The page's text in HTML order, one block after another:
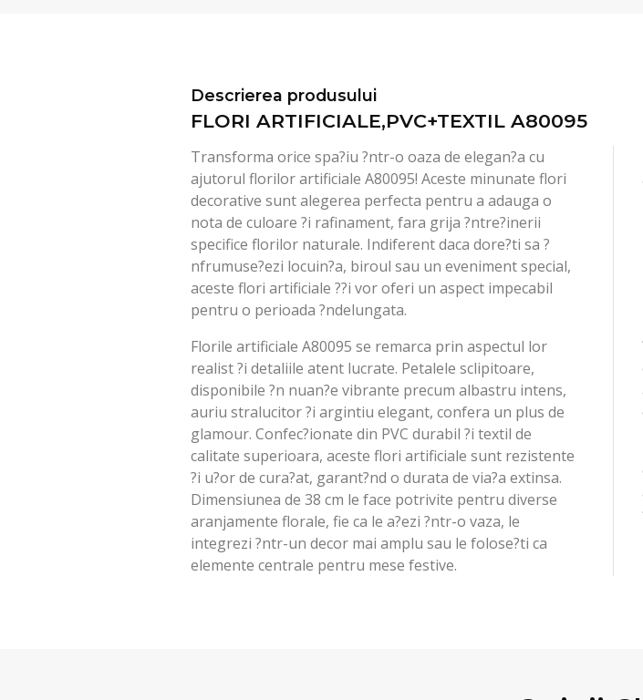
Descrierea produsului
FLORI ARTIFICIALE,PVC+TEXTIL A80095
Transforma orice spa?iu ?ntr-o oaza de elegan?a cu
ajutorul florilor artificiale A80095! Aceste minunate flori
decorative sunt alegerea perfecta pentru a adauga o
nota de culoare ?i rafinament, fara grija ?ntre?inerii
specifice florilor naturale. Indiferent daca dore?ti sa ?
nfrumuse?ezi locuin?a, biroul sau un eveniment special,
aceste flori artificiale ??i vor oferi un aspect impecabil
pentru o perioada ?ndelungata.
Florile artificiale A80095 se remarca prin aspectul lor
realist ?i detaliile atent lucrate. Petalele sclipitoare,
disponibile ?n nuan?e vibrante precum albastru intens,
auriu stralucitor ?i argintiu elegant, confera un plus de
glamour. Confec?ionate din PVC durabil ?i textil de
calitate superioara, aceste flori artificiale sunt rezistente
?i u?or de cura?at, garant?nd o durata de via?a extinsa.
Dimensiunea de 38 cm le face potrivite pentru diverse
aranjamente florale, fie ca le a?ezi ?ntr-o vaza, le
integrezi ?ntr-un decor mai amplu sau le folose?ti ca
elemente centrale pentru mese festive.